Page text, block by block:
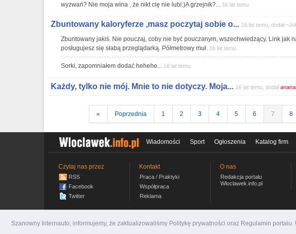
Szanowny Internauto, informujemy, że zaktualizowaliśmy Politykę prywatności oraz Regulamin
wyzwań? Nie moja wina , że nikt cię nie lubi:)A grzejnik?... 16 lat temu
Zbuntowany kaloryferze ,masz poczytaj sobie o... 16 lat temu, dodał
Zbuntowany jakiś. Nie pouczaj, coby nie być pouczanym, wszechwiedzący. Link jak
posługujesz się słabą przeglądarką. Półmetrowy muł. 16 lat temu
Sorki, zapomniałem dodać hehehe... 16 lat temu
Każdy, tylko nie mój. Mnie to nie dotyczy. Moja... 16 lat temu, dodał
« Poprzednia 1 2 3 4 5 6 7 8
Wiadomości Sport Ogłoszenia Katalog firm
Czytaj nas przez
RSS
Facebook
Twitter
Kontakt
Praca / Praktyki
Współpraca
Reklama
O nas
Redakcja portalu
Wloclawek.info.pl
wloclawek.info.pl © 2007-2026 Włocławski Portal informacyjny